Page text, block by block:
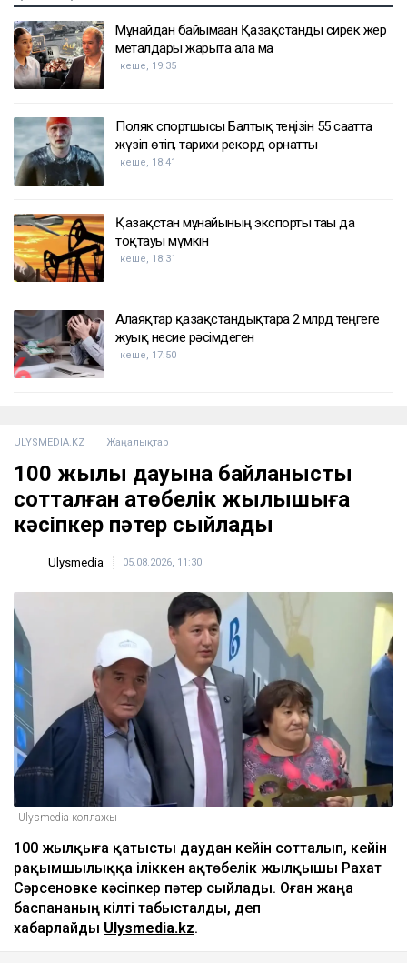
Мұнайдан байымаған Қазақстанды сирек жер
металдары жарыта ала ма
кеше, 19:35
Поляк спортшысы Балтық теңізін 55 сағатта
жүзіп өтіп, тарихи рекорд орнатты
кеше, 18:41
Қазақстан мұнайының экспорты тағы да
тоқтауы мүмкін
кеше, 18:31
Алаяқтар қазақстандықтарға 2 млрд теңгеге
жуық несие рәсімдеген
кеше, 17:50
ULYSMEDIA.KZ Жаңалықтар
100 жылқы дауына байланысты
сотталған ақтөбелік жылқышыға
кәсіпкер пәтер сыйлады
Ulysmedia 05.08.2026, 11:30
Ulysmedia коллажы
100 жылқыға қатысты даудан кейін сотталып, кейін
рақымшылыққа іліккен ақтөбелік жылқышы Рахат
Сәрсеновке кәсіпкер пәтер сыйлады. Оған жаңа
баспананың кілті табысталды, деп
хабарлайды Ulysmedia.kz.